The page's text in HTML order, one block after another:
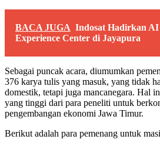
BACA JUGA Indosat Hadirkan AI
Experience Center di Jayapura
Sebagai puncak acara, diumumkan
376 karya tulis yang masuk, yang tidak
domestik, tetapi juga mancanegara. Hal
yang tinggi dari para peneliti untuk
pengembangan ekonomi Jawa Timur.
Berikut adalah para pemenang untuk